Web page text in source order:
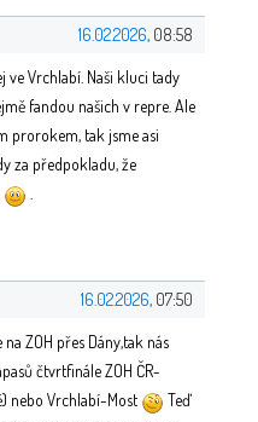
16.02.2026, 08:58
ve Vrchlabí. Naši kluci tady
fandou našich v repre. Ale
prorokem, tak jsme asi
za předpokladu, že
16.02.2026, 07:50
ZOH přes Dány,tak nás
čtvrtfinále ZOH ČR-
nebo Vrchlabí-Most
Teď